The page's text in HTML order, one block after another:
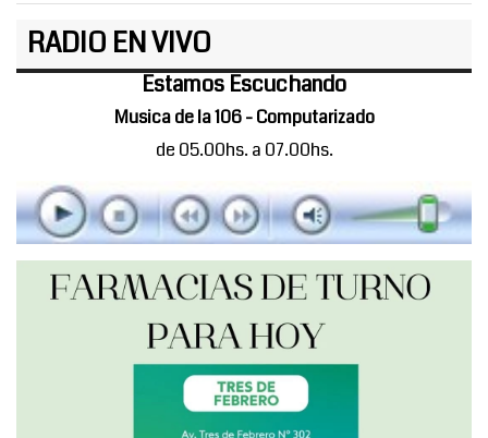
RADIO EN VIVO
Estamos Escuchando
Musica de la 106 - Computarizado
de 05.00hs. a 07.00hs.